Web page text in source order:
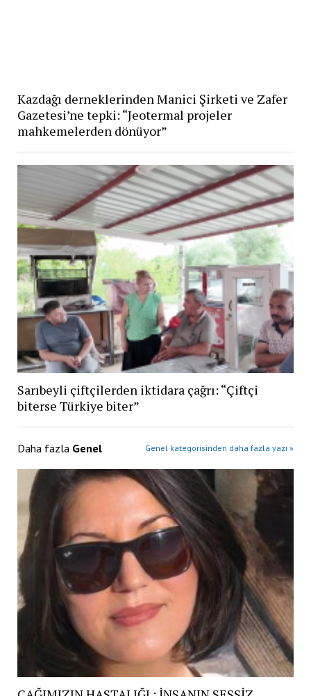
Kazdağı derneklerinden Manici Şirketi ve Zafer
Gazetesi’ne tepki: “Jeotermal projeler
mahkemelerden dönüyor”
Sarıbeyli çiftçilerden iktidara çağrı: “Çiftçi
biterse Türkiye biter”
Daha fazla Genel Genel kategorisinden daha fazla yazı »